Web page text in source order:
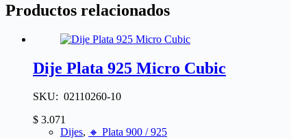
Productos relacionados
Dije Plata 925 Micro Cubic
SKU: 02110260-10
$ 3.071
Dijes, 🔸​ Plata 900 / 925